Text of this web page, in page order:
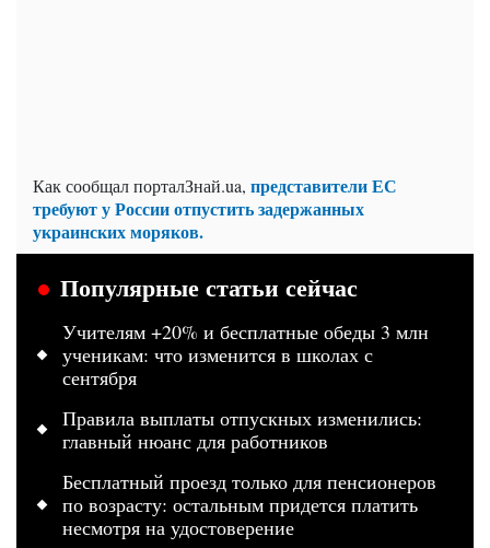
Как сообщал порталЗнай.ua, представители ЕС
требуют у России отпустить задержанных
украинских моряков.
Популярные статьи сейчас
Учителям +20% и бесплатные обеды 3 млн
ученикам: что изменится в школах с
сентября
Правила выплаты отпускных изменились:
главный нюанс для работников
Бесплатный проезд только для пенсионеров
по возрасту: остальным придется платить
несмотря на удостоверение